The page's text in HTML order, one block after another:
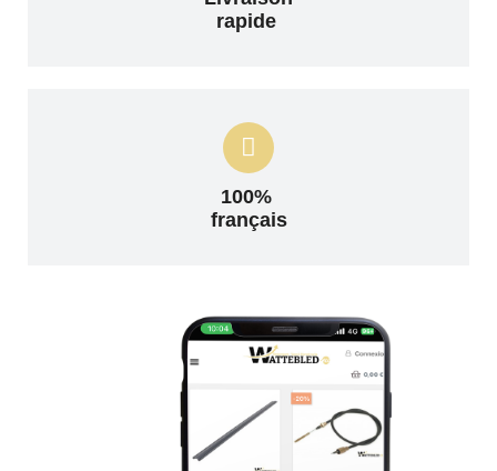
rapide
100%
français